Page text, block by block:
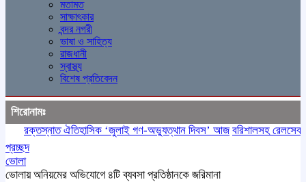
মতামত
সাক্ষাৎকার
বন্দর নগরী
ভাষা ও সাহিত্য
রাজধানী
স্বাস্থ্য
বিশেষ প্রতিবেদন
শিরোনামঃ
রক্তস্নাত ঐতিহাসিক ‌‘জুলাই গণ-অভ্যুত্থান দিবস’ আজ বরিশালসহ রেলসেবা
প্রচ্ছদ
ভোলা
ভোলায় অনিয়মের অভিযোগে ৪টি ব্যবসা প্রতিষ্ঠানকে জরিমানা